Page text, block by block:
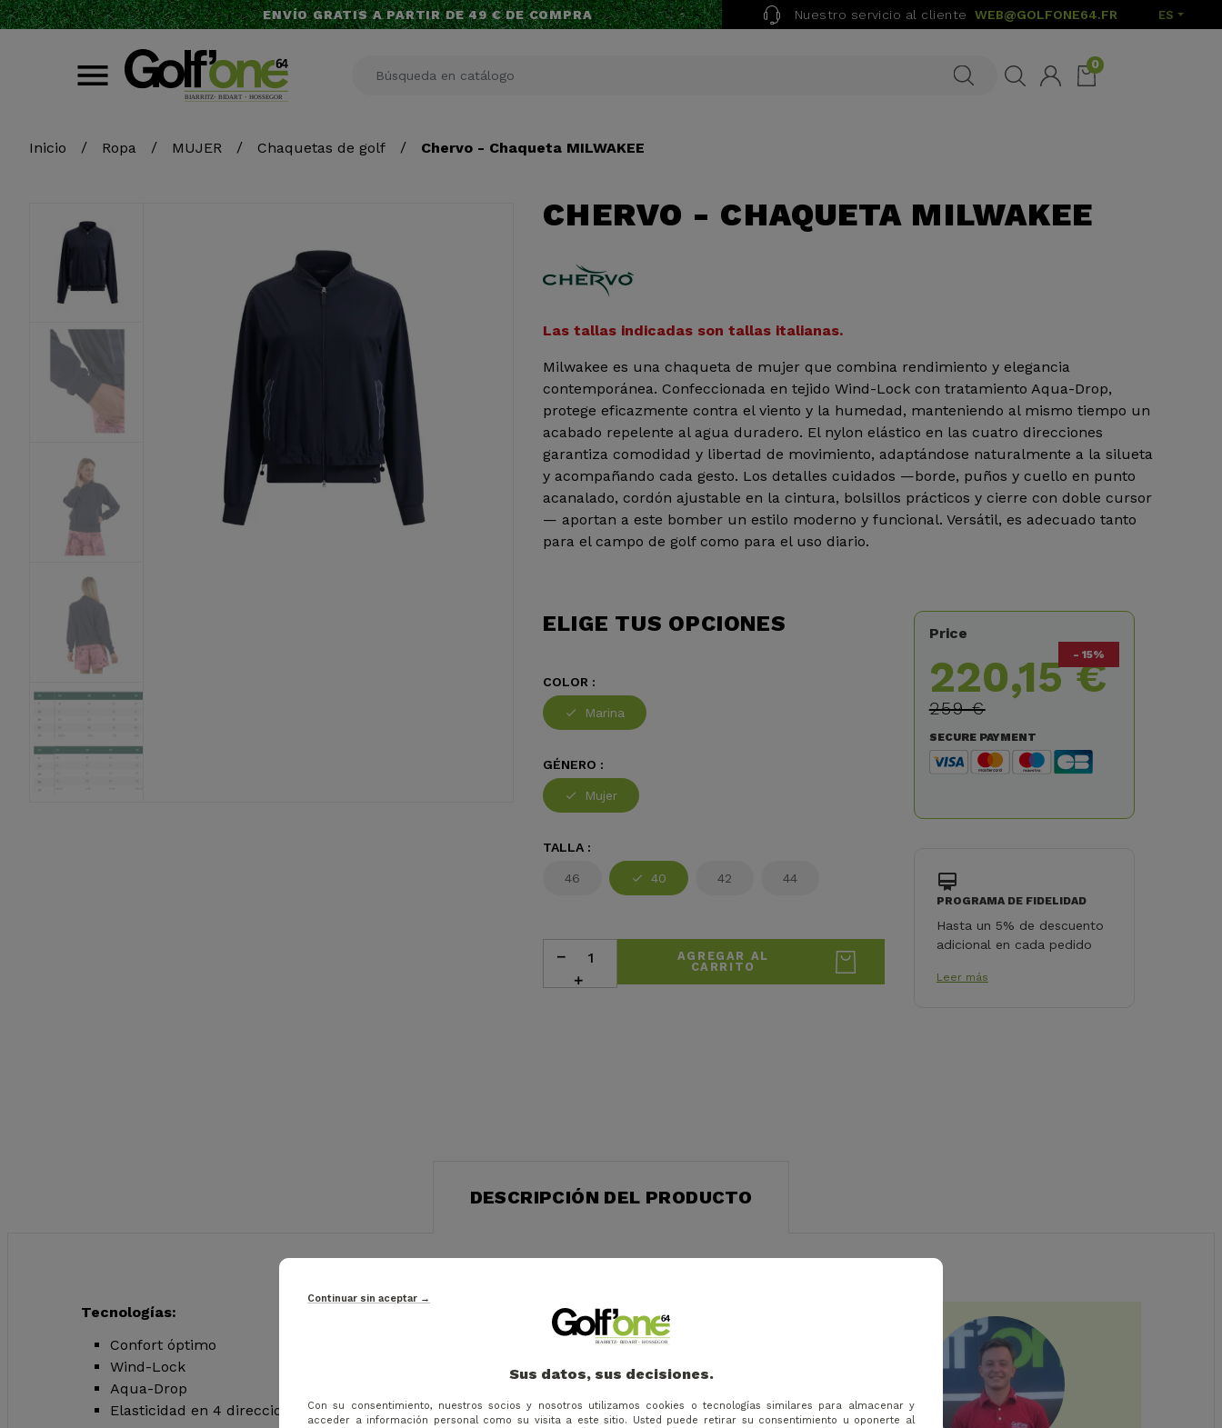
ENVÍO GRATIS A PARTIR DE 49 € DE COMPRA Nuestro servicio al cliente WEB@GOLFONE64.FR ES
0
Inicio Ropa MUJER Chaquetas de golf Chervo - Chaqueta MILWAKEE
CHERVO - CHAQUETA MILWAKEE
Las tallas indicadas son tallas italianas.
Milwakee es una chaqueta de mujer que combina rendimiento y elegancia
contemporánea. Confeccionada en tejido Wind-Lock con tratamiento Aqua-Drop,
protege eficazmente contra el viento y la humedad, manteniendo al mismo tiempo un
acabado repelente al agua duradero. El nylon elástico en las cuatro direcciones
garantiza comodidad y libertad de movimiento, adaptándose naturalmente a la silueta
y acompañando cada gesto. Los detalles cuidados —borde, puños y cuello en punto
acanalado, cordón ajustable en la cintura, bolsillos prácticos y cierre con doble cursor
— aportan a este bomber un estilo moderno y funcional. Versátil, es adecuado tanto
para el campo de golf como para el uso diario.
Price
220,15 €
259 €
- 15%
SECURE PAYMENT
PROGRAMA DE FIDELIDAD
Hasta un 5% de descuento
adicional en cada pedido
Leer más
ELIGE TUS OPCIONES
COLOR :
Marina
GÉNERO :
Mujer
TALLA :
46 40 42 44
AGREGAR AL
CARRITO
DESCRIPCIÓN DEL PRODUCTO
Tecnologías:
Confort óptimo
Wind-Lock
Aqua-Drop
Elasticidad en 4 direcciones
Continuar sin aceptar →
Sus datos, sus decisiones.
Con su consentimiento, nuestros socios y nosotros utilizamos cookies o tecnologías similares para almacenar y
acceder a información personal como su visita a este sitio. Usted puede retirar su consentimiento u oponerte al